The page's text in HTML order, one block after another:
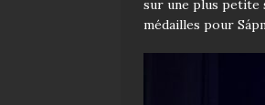
sur une plus petite
médailles pour